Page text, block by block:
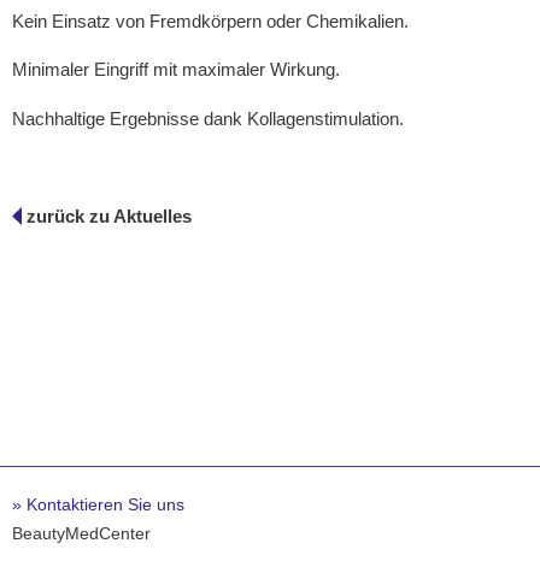
Kein Einsatz von Fremdkörpern oder Chemikalien.
Minimaler Eingriff mit maximaler Wirkung.
Nachhaltige Ergebnisse dank Kollagenstimulation.
zurück zu Aktuelles
» Kontaktieren Sie uns
BeautyMedCenter